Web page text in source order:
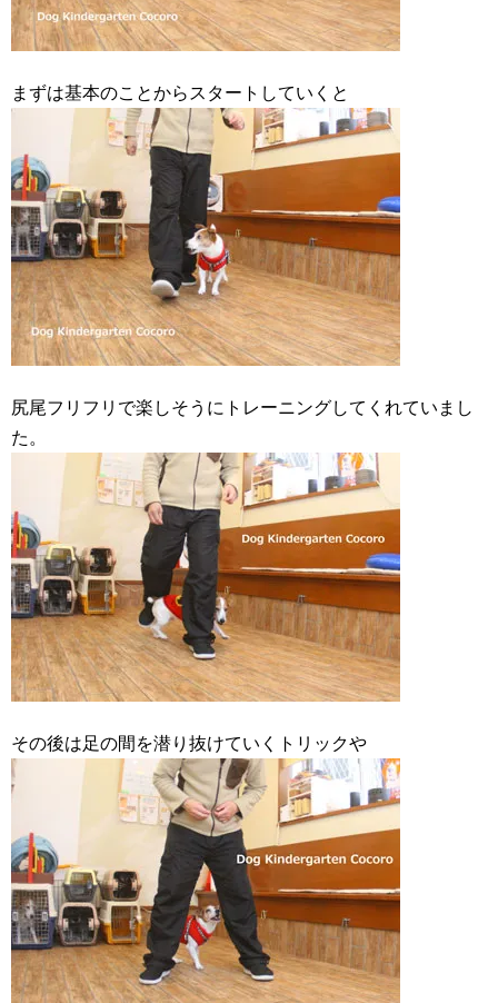
まずは基本のことからスタートしていくと
尻尾フリフリで楽しそうにトレーニングしてくれていまし
た。
その後は足の間を潜り抜けていくトリックや